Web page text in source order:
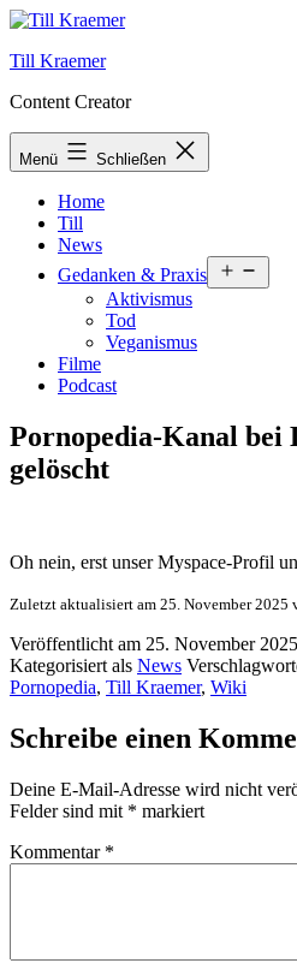
Zum
springen
Till Kraemer
Content Creator
Menü Schließen
Home
Till
News
Gedanken & Praxis
öffnen
Aktivismus
Tod
Veganismus
Filme
Podcast
Pornopedia-Kanal bei
gelöscht
Oh nein, erst unser Myspace-Profil
Zuletzt aktualisiert am 25. November 2025
Veröffentlicht am 25. November 2025
Kategorisiert als News
Pornopedia, Till Kraemer, Wiki
Schreibe einen
Deine E-Mail-Adresse wird nicht
Felder sind mit * markiert
Kommentar *